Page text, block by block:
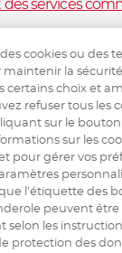
des services
of Health and
Mieux-être, Ile-
of Health
de la
cookies ou des
maintenir la
certains choix et
refuser tous les
sur le
sur les
pour gérer vos
l’étiquette des
peuvent être
selon les
protection des